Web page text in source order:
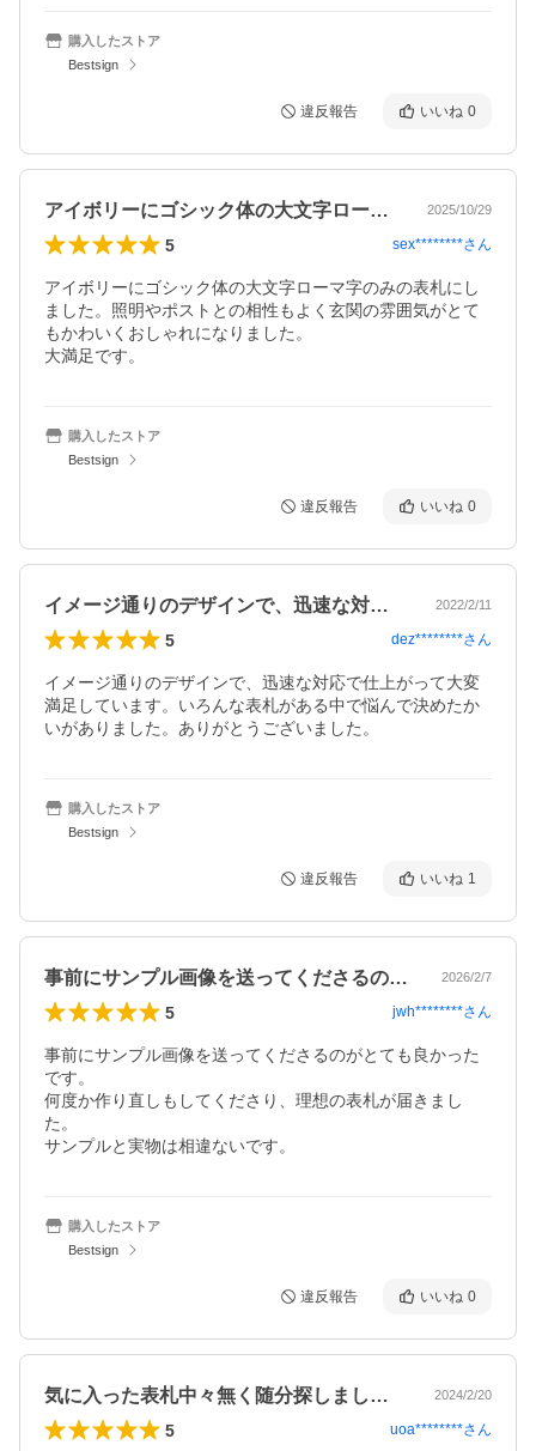
購入したストア
Bestsign
違反報告 いいね 0
アイボリーにゴシック体の大文字ローマ字… 2025/10/29
5 sex********さん
アイボリーにゴシック体の大文字ローマ字のみの表札にし
ました。照明やポストとの相性もよく玄関の雰囲気がとて
もかわいくおしゃれになりました。
大満足です。
購入したストア
Bestsign
違反報告 いいね 0
イメージ通りのデザインで、迅速な対応で… 2022/2/11
5 dez********さん
イメージ通りのデザインで、迅速な対応で仕上がって大変
満足しています。いろんな表札がある中で悩んで決めたか
いがありました。ありがとうございました。
購入したストア
Bestsign
違反報告 いいね 1
事前にサンプル画像を送ってくださるのが… 2026/2/7
5 jwh********さん
事前にサンプル画像を送ってくださるのがとても良かった
です。
何度か作り直しもしてくださり、理想の表札が届きまし
た。
サンプルと実物は相違ないです。
購入したストア
Bestsign
違反報告 いいね 0
気に入った表札中々無く随分探しましたよ… 2024/2/20
5 uoa********さん